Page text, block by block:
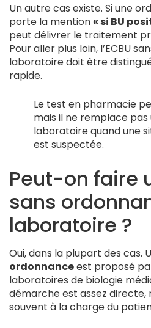
Un autre cas existe. Si une
porte la mention « si BU
peut délivrer le traitement
Pour aller plus loin, l’ECBU
laboratoire doit être
rapide.
Le test en pharmacie
mais il ne remplace
laboratoire quand une
est suspectée.
Peut-on faire
sans
laboratoire ?
Oui, dans la plupart des cas.
ordonnanceest proposé
laboratoires de biologie
démarche est assez directe,
souvent à la charge du